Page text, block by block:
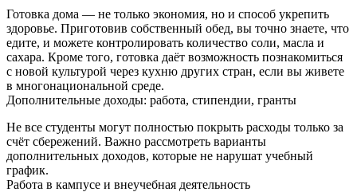
Готовка дома — не только экономия, но и способ укрепить
здоровье. Приготовив собственный обед, вы точно знаете, что
едите, и можете контролировать количество соли, масла и
сахара. Кроме того, готовка даёт возможность познакомиться
с новой культурой через кухню других стран, если вы живете
в многонациональной среде.
Дополнительные доходы: работа, стипендии, гранты
Не все студенты могут полностью покрыть расходы только за
счёт сбережений. Важно рассмотреть варианты
дополнительных доходов, которые не нарушат учебный
график.
Работа в кампусе и внеучебная деятельность